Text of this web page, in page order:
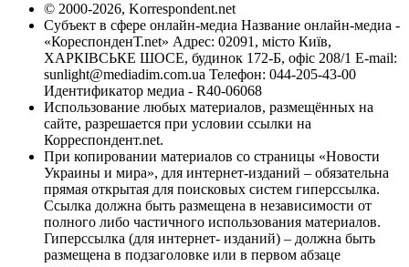
© 2000-2026, Korrespondent.net
Субъект в сфере онлайн-медиа Название онлайн-медиа -
«КореспонденТ.net» Адрес: 02091, місто Київ,
ХАРКІВСЬКЕ ШОСЕ, будинок 172-Б, офіс 208/1 E-mail:
sunlight@mediadim.com.ua Телефон: 044-205-43-00
Идентификатор медиа - R40-06068
Использование любых материалов, размещённых на
сайте, разрешается при условии ссылки на
Корреспондент.net.
При копировании материалов со страницы «Новости
Украины и мира», для интернет-изданий – обязательна
прямая открытая для поисковых систем гиперссылка.
Ссылка должна быть размещена в независимости от
полного либо частичного использования материалов.
Гиперссылка (для интернет- изданий) – должна быть
размещена в подзаголовке или в первом абзаце